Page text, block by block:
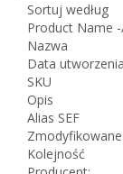
Sortuj według
Product Name
Nazwa
Data utworzenia
SKU
Opis
Alias SEF
Zmodyfikowane
Kolejność